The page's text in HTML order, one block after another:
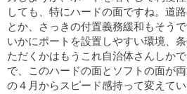
しても、特にハードの面ですね。道
とか、さっきの付置義務緩和もそう
いかにポートを設置しやすい環境、
ただくかはもうこれ自治体さんしか
で、このハードの面とソフトの面が
の４月からスピード感持って変えて